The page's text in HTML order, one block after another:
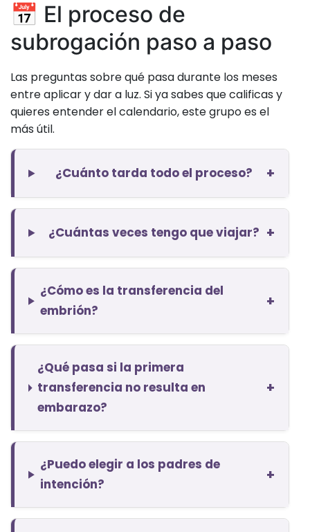
📅 El proceso de
subrogación paso a paso
Las preguntas sobre qué pasa durante los meses
entre aplicar y dar a luz. Si ya sabes que calificas y
quieres entender el calendario, este grupo es el
más útil.
¿Cuánto tarda todo el proceso? +
¿Cuántas veces tengo que viajar? +
¿Cómo es la transferencia del
embrión?
+
¿Qué pasa si la primera
transferencia no resulta en
embarazo?
+
¿Puedo elegir a los padres de
intención?
+